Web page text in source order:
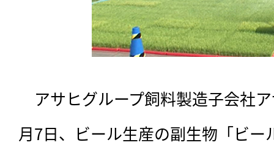
アサヒグループ飼料製造子会社
月7日、ビール生産の副生物「ビ